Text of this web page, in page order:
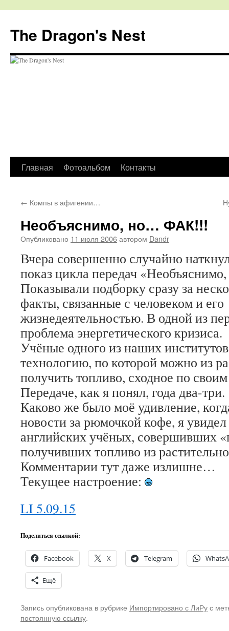
The Dragon's Nest
Перейти
содержимому
Главная Фотоальбом Контакты
← Компы в афигении…
Необъяснимо, но… ФАК!!!
Опубликовано 11 июля 2006автором Dandr
Вчера совершенно случайно
показ цикла передач
Показывали подборку сразу за
факты, связанные с человеком и его
жизнедеятельностью. В одной из
проблема энергетического кризиса.
Учёные одного из наших
технологию, по которой можно из
получить топливо, сходное по
Передаче, как я понял, года два-три.
Каково же было моё удивление,
новости за рюмочкой кофе, я
английских учёных, совершивших
получивших топливо из
Комментарии тут даже излишне…
Текущее настроение:
LI 5.09.15
Поделиться ссылкой:
Facebook X Telegram
Ещё
Запись опубликована в рубрике Импортировано с ЛиРус
постоянную ссылку.